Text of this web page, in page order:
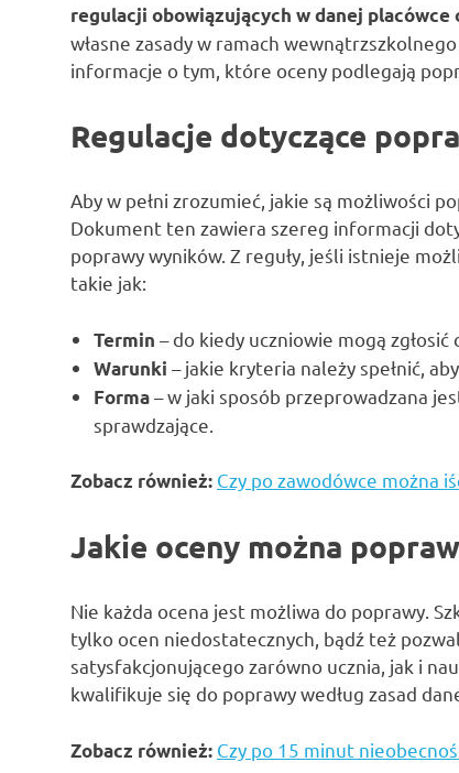
regulacji obowiązujących w danej placówce
własne zasady w ramach
informacje o tym, które oceny podlegają
Regulacje dotyczące
Aby w pełni zrozumieć, jakie są możliwości
Dokument ten zawiera szereg informacji
poprawy wyników. Z reguły, jeśli istnieje
takie jak:
Termin – do kiedy uczniowie mogą zgłosić
Warunki – jakie kryteria należy spełnić,
Forma– w jaki sposób przeprowadzana
sprawdzające.
Zobacz również: Czy po zawodówce można
Jakie oceny można
Nie każda ocena jest możliwa do poprawy.
tylko ocen niedostatecznych, bądź też
satysfakcjonującego zarówno ucznia, jak i
kwalifikuje się do poprawy według zasad
Zobacz również: Czy po 15 minut